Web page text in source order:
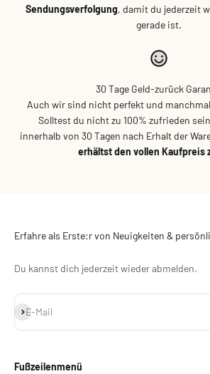
Sendungsverfolgung, damit du jederzeit
gerade ist.
30 Tage Geld-zurück
Auch wir sind nicht perfekt und
Solltest du nicht zu 100% zufrieden
innerhalb von 30 Tagen nach Erhalt der
erhältst den vollen Kaufpreis
Erfahre als Erste:r von Neuigkeiten &
Du kannst dich jederzeit wieder abmelden.
E-Mail
Abonnieren
Fußzeilenmenü